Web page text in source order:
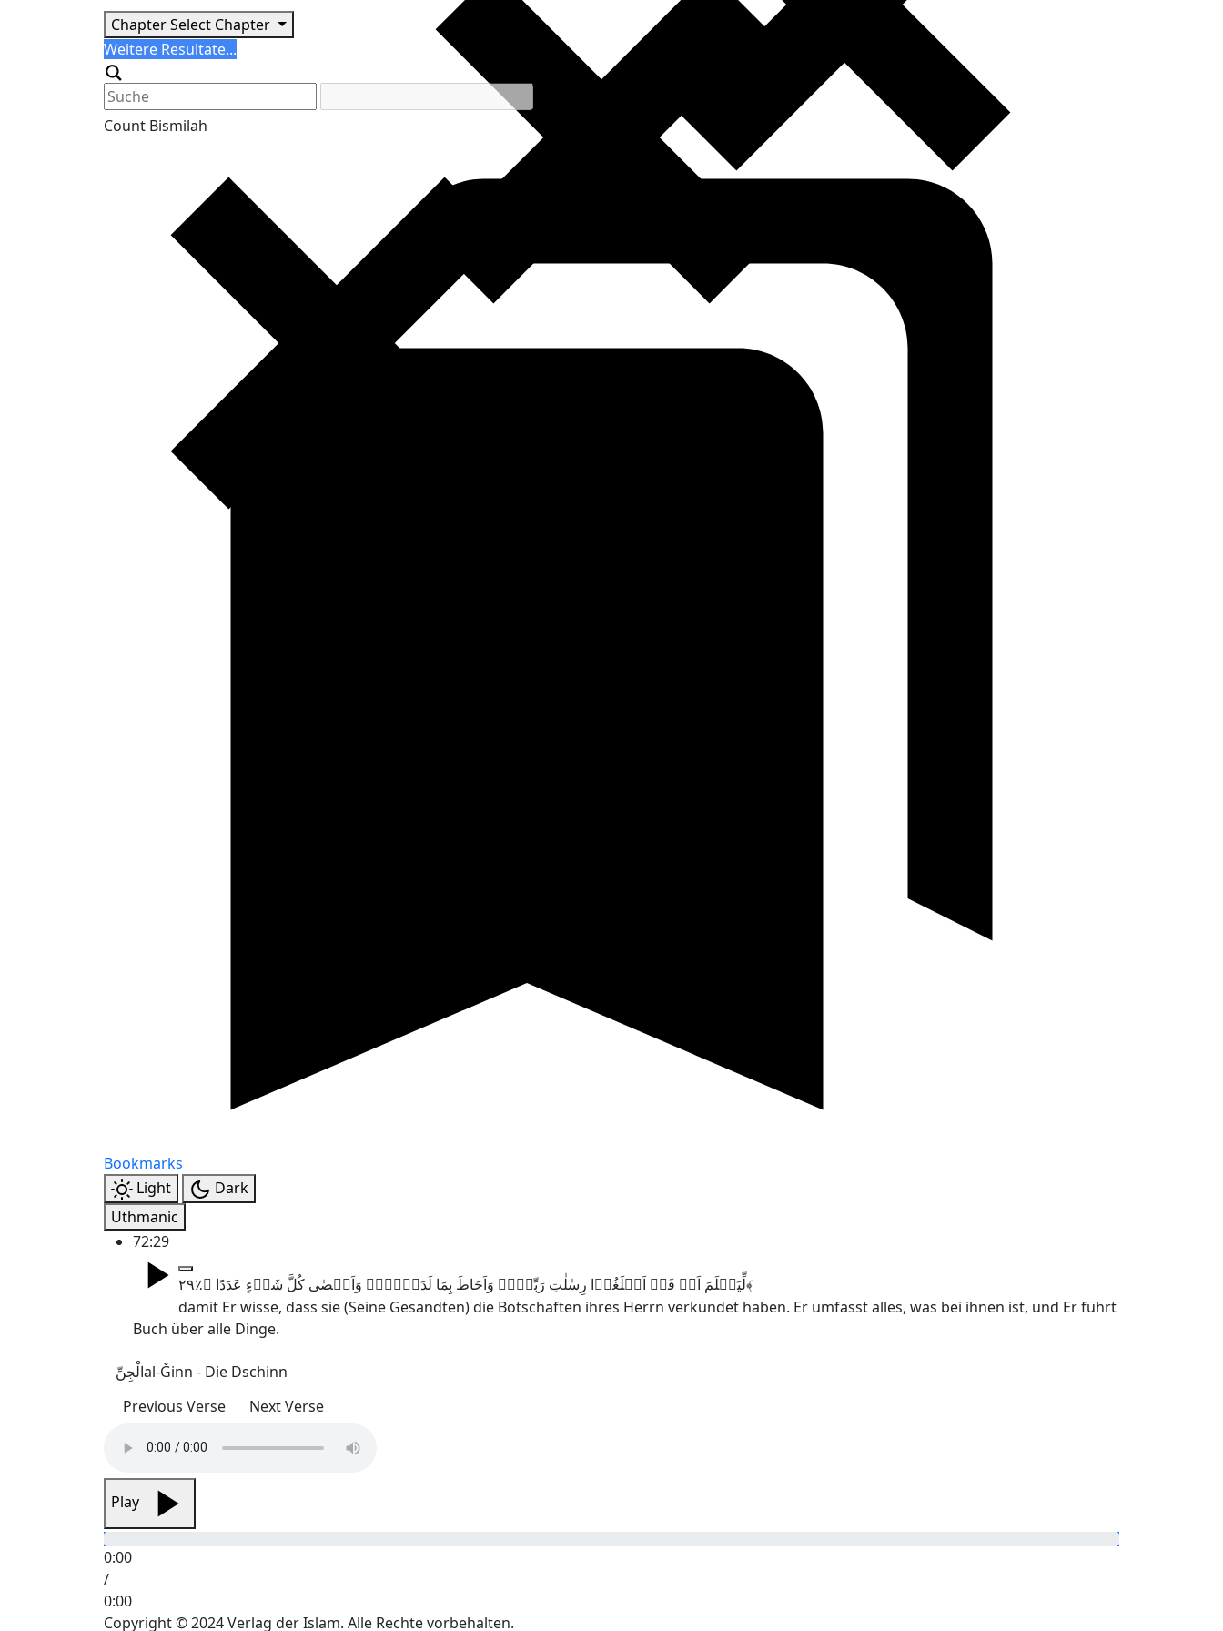
ChapterSelect Chapter
Search
Weitere Resultate...
Generic filters
Count Bismilah
Bookmarks
Light
Dark
Uthmanic
72:29
لِّیَعۡلَمَ اَنۡ قَدۡ اَبۡلَغُوۡا رِسٰلٰتِ رَبِّہِمۡ وَاَحَاطَ بِمَا لَدَیۡہِمۡ وَاَحۡصٰی کُلَّ شَیۡءٍ عَدَدًا ﴿٪۲۹﴾
damit Er wisse, dass sie (Seine Gesandten) die Botschaften ihres Herrn verkündet haben. Er umfasst alles, was bei ihnen ist, und Er führt
Buch über alle Dinge.
الْجِنِّal-Ǧinn - Die Dschinn
Previous Verse
Next Verse
Play
0:00
/
0:00
Copyright © 2024 Verlag der Islam. Alle Rechte vorbehalten.